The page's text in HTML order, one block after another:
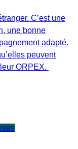
C’est une
une bonne
adapté.
peuvent
ORPEX.